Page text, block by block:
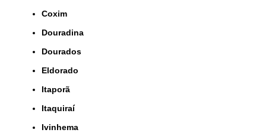
Coxim
Douradina
Dourados
Eldorado
Itaporã
Itaquiraí
Ivinhema